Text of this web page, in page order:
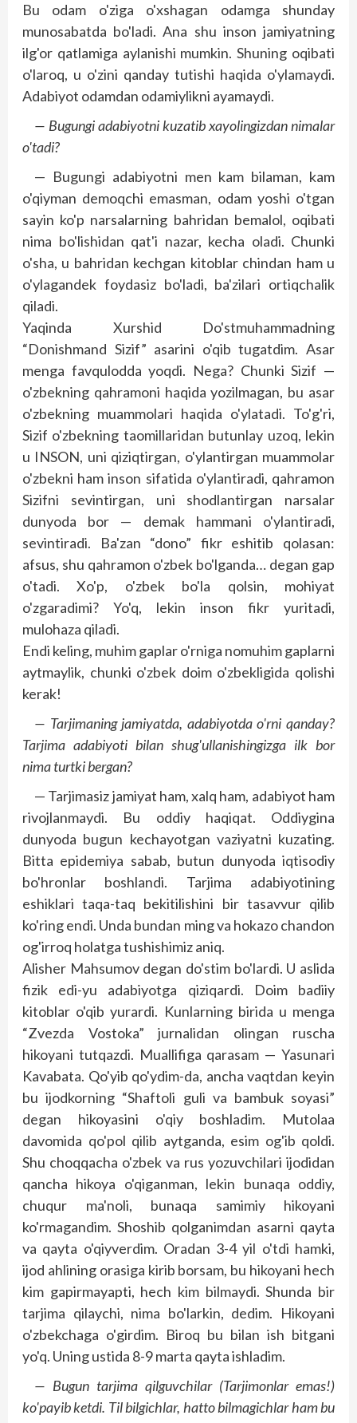
Bu odam o'ziga o'xshagan odamga shunday
munosabatda bo'ladi. Ana shu inson jamiyatning
ilg'or qatlamiga aylanishi mumkin. Shuning oqibati
o'laroq, u o'zini qanday tutishi haqida o'ylamaydi.
Adabiyot odamdan odamiylikni ayamaydi.
— Bugungi adabiyotni kuzatib xayolingizdan nimalar
o'tadi?
— Bugungi adabiyotni men kam bilaman, kam
o'qiyman demoqchi emasman, odam yoshi o'tgan
sayin ko'p narsalarning bahridan bemalol, oqibati
nima bo'lishidan qat'i nazar, kecha oladi. Chunki
o'sha, u bahridan kechgan kitoblar chindan ham u
o'ylagandek foydasiz bo'ladi, ba'zilari ortiqchalik
qiladi.
Yaqinda Xurshid Do'stmuhammadning
“Donishmand Sizif” asarini o'qib tugatdim. Asar
menga favqulodda yoqdi. Nega? Chunki Sizif —
o'zbekning qahramoni haqida yozilmagan, bu asar
o'zbekning muammolari haqida o'ylatadi. To'g'ri,
Sizif o'zbekning taomillaridan butunlay uzoq, lekin
u INSON, uni qiziqtirgan, o'ylantirgan muammolar
o'zbekni ham inson sifatida o'ylantiradi, qahramon
Sizifni sevintirgan, uni shodlantirgan narsalar
dunyoda bor — demak hammani o'ylantiradi,
sevintiradi. Ba'zan “dono” fikr eshitib qolasan:
afsus, shu qahramon o'zbek bo'lganda… degan gap
o'tadi. Xo'p, o'zbek bo'la qolsin, mohiyat
o'zgaradimi? Yo'q, lekin inson fikr yuritadi,
mulohaza qiladi.
Endi keling, muhim gaplar o'rniga nomuhim gaplarni
aytmaylik, chunki o'zbek doim o'zbekligida qolishi
kerak!
— Tarjimaning jamiyatda, adabiyotda o'rni qanday?
Tarjima adabiyoti bilan shug'ullanishingizga ilk bor
nima turtki bergan?
— Tarjimasiz jamiyat ham, xalq ham, adabiyot ham
rivojlanmaydi. Bu oddiy haqiqat. Oddiygina
dunyoda bugun kechayotgan vaziyatni kuzating.
Bitta epidemiya sabab, butun dunyoda iqtisodiy
bo'hronlar boshlandi. Tarjima adabiyotining
eshiklari taqa-taq bekitilishini bir tasavvur qilib
ko'ring endi. Unda bundan ming va hokazo chandon
og'irroq holatga tushishimiz aniq.
Alisher Mahsumov degan do'stim bo'lardi. U aslida
fizik edi-yu adabiyotga qiziqardi. Doim badiiy
kitoblar o'qib yurardi. Kunlarning birida u menga
“Zvezda Vostoka” jurnalidan olingan ruscha
hikoyani tutqazdi. Muallifiga qarasam — Yasunari
Kavabata. Qo'yib qo'ydim-da, ancha vaqtdan keyin
bu ijodkorning “Shaftoli guli va bambuk soyasi”
degan hikoyasini o'qiy boshladim. Mutolaa
davomida qo'pol qilib aytganda, esim og'ib qoldi.
Shu choqqacha o'zbek va rus yozuvchilari ijodidan
qancha hikoya o'qiganman, lekin bunaqa oddiy,
chuqur ma'noli, bunaqa samimiy hikoyani
ko'rmagandim. Shoshib qolganimdan asarni qayta
va qayta o'qiyverdim. Oradan 3-4 yil o'tdi hamki,
ijod ahlining orasiga kirib borsam, bu hikoyani hech
kim gapirmayapti, hech kim bilmaydi. Shunda bir
tarjima qilaychi, nima bo'larkin, dedim. Hikoyani
o'zbekchaga o'girdim. Biroq bu bilan ish bitgani
yo'q. Uning ustida 8-9 marta qayta ishladim.
— Bugun tarjima qilguvchilar (Tarjimonlar emas!)
ko'payib ketdi. Til bilgichlar, hatto bilmagichlar ham bu